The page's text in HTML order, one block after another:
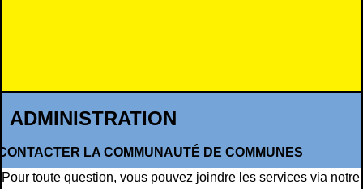
ADMINISTRATION
LA COMMUNAUTÉ DE COMMUNES
Pour toute question, vous pouvez joindre les services via notre